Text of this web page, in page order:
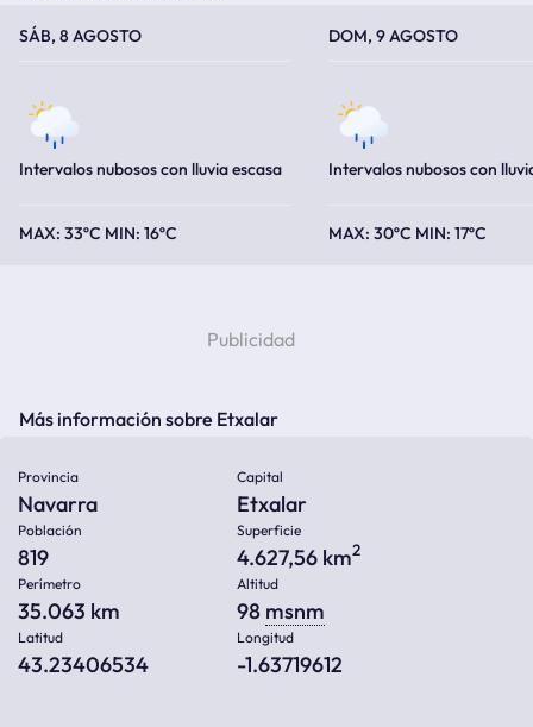
SÁB, 8 AGOSTO
Intervalos nubosos con lluvia escasa
33ºC 16ºC
DOM, 9 AGOSTO
Intervalos nubosos con
30ºC 17ºC
Más información sobre Etxalar
Provincia
Navarra
Capital
Etxalar
Población
819
Superficie
4.627,56 km2
Perímetro
35.063 km
Altitud
98 msnm
Latitud
43.23406534
Longitud
-1.63719612